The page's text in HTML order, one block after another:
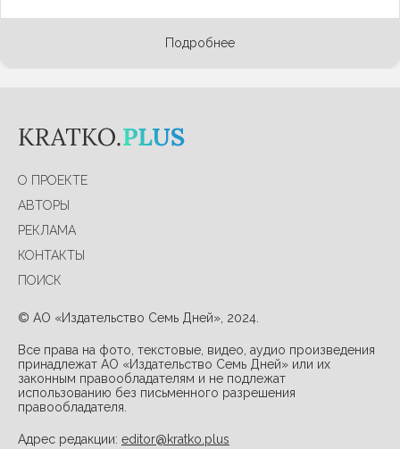
Подробнее
О ПРОЕКТЕ
АВТОРЫ
РЕКЛАМА
КОНТАКТЫ
ПОИСК
© АО «Издательство Семь Дней», 2024.
Все права на фото, текстовые, видео, аудио произведения
принадлежат АО «Издательство Семь Дней» или их
законным правообладателям и не подлежат
использованию без письменного разрешения
правообладателя.
Адрес редакции: editor@kratko.plus